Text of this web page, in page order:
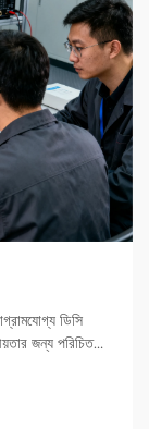
ডিসি
জন্য পরিচিত।